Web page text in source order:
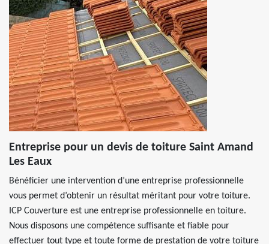
Entreprise pour un devis de toiture Saint Amand
Les Eaux
Bénéficier une intervention d’une entreprise professionnelle
vous permet d’obtenir un résultat méritant pour votre toiture.
ICP Couverture est une entreprise professionnelle en toiture.
Nous disposons une compétence suffisante et fiable pour
effectuer tout type et toute forme de prestation de votre toiture